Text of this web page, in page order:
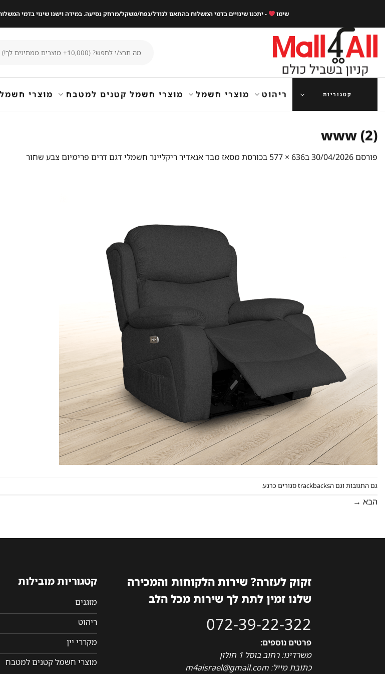
content
שימו - יתכנו שינויים בדמי המשלוח בהתאם לגודל/נפח/משקל/מרחק נסיעה. במידה וישנו שינוי בדמי
עבור:
קטגוריות ריהוט מוצרי חשמל מוצרי חשמל קטנים למטבח מוצרי
www (2)
פורסם30/04/2026ב636 × 577 בכורסת מסאז מבד אגאדיר ריקליינר חשמלי דגם דרים פרימיום צבע שחור
גם התגובות וגם הtrackbacks סגורים כרגע.
הבא →
זקוק לעזרה? שירות הלקוחות והמכירה
שלנו זמין לתת לך שירות מכל הלב
072-39-22-322
פרטים נוספים:
משרדינו: רחוב בוסל 1 חולון
כתובת מייל: m4aisrael@gmail.com
קטגוריות מובילות
מזגנים
ריהוט
מקררי יין
מוצרי חשמל קטנים למטבח